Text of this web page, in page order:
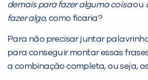
demais para fazer alguma coisaou
fazer algo, como ficaria?
Para não precisar juntar
para conseguir montar essas
a combinação completa, ou seja, os